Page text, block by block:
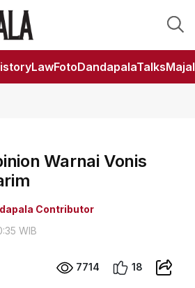
FotoDandapalaTalks
Warnai Vonis
Contributor
WIB
7714 18